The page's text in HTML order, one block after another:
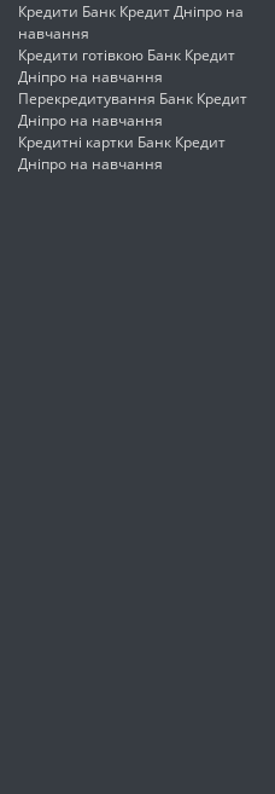
Кредити Банк Кредит Дніпро на
навчання
Кредити готівкою Банк Кредит
Дніпро на навчання
Перекредитування Банк Кредит
Дніпро на навчання
Кредитні картки Банк Кредит
Дніпро на навчання